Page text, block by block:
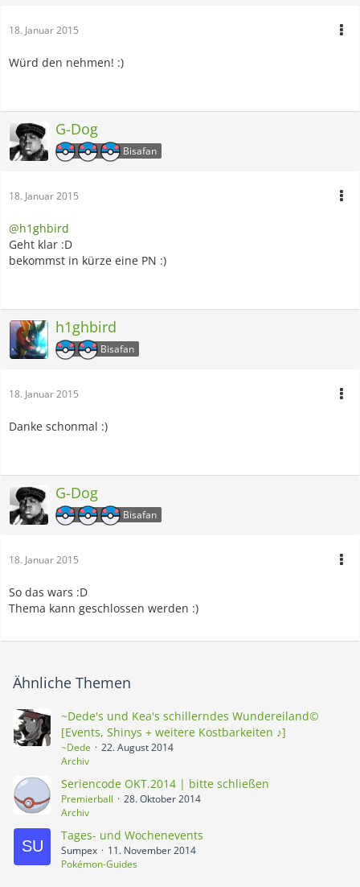
18. Januar 2015
Würd den nehmen! :)
G-Dog
Bisafan
18. Januar 2015
@h1ghbird
Geht klar :D
bekommst in kürze eine PN :)
h1ghbird
Bisafan
18. Januar 2015
Danke schonmal :)
G-Dog
Bisafan
18. Januar 2015
So das wars :D
Thema kann geschlossen werden :)
Ähnliche Themen
~Dede's und Kea's schillerndes Wundereiland©
[Events, Shinys + weitere Kostbarkeiten ♪]
~Dede
22. August 2014
Archiv
Seriencode OKT.2014 | bitte schließen
Premierball
28. Oktober 2014
Archiv
Tages- und Wochenevents
Sumpex
11. November 2014
Pokémon-Guides